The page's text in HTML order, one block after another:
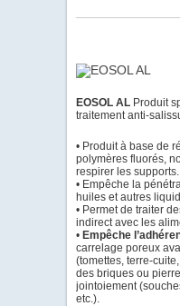
EOSOL AL Produit
traitement anti-
• Produit à base de
polymères fluorés,
respirer les supports.
• Empêche la
huiles et autres
• Permet de traiter
indirect avec les
• Empêche
carrelage poreux
(tomettes, terre-
des briques ou
jointoiement
etc.).